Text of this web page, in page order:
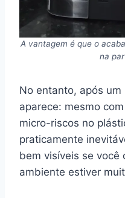
A vantagem é que o
na
No entanto, após
aparece: mesmo
micro-riscos no
praticamente
bem visíveis se você
ambiente estiver